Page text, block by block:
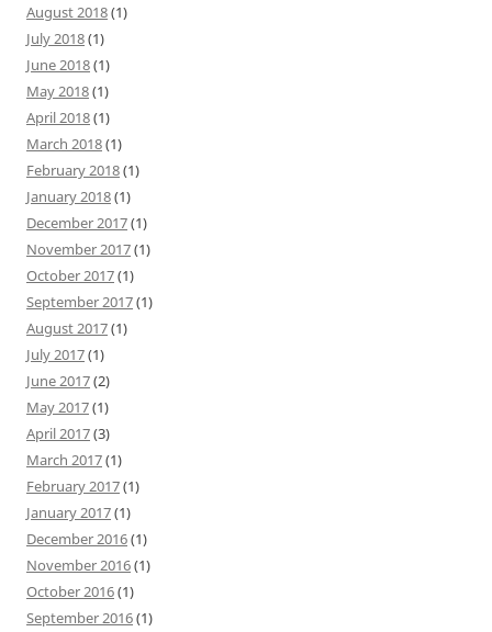
August 2018(1)
July 2018(1)
June 2018(1)
May 2018(1)
April 2018(1)
March 2018(1)
February 2018(1)
January 2018(1)
December 2017(1)
November 2017(1)
October 2017(1)
September 2017(1)
August 2017(1)
July 2017(1)
June 2017(2)
May 2017(1)
April 2017(3)
March 2017(1)
February 2017(1)
January 2017(1)
December 2016(1)
November 2016(1)
October 2016(1)
September 2016(1)